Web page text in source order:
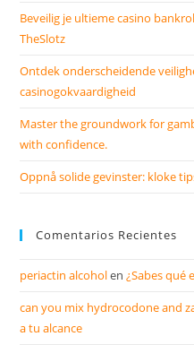
Beveilig je ultieme casino
TheSlotz
Ontdek onderscheidende
casinogokvaardigheid
Master the groundwork for
with confidence.
Oppnå solide gevinster: kloke
Comentarios Recientes
periactin alcoholen¿Sabes qué
can you mix hydrocodone and
a tu alcance